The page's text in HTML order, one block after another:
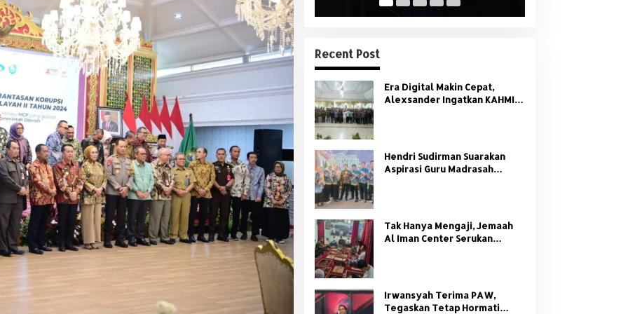
Recent Post
Era Digital Makin Cepat,
Alexsander Ingatkan KAHMI:
Hendri Sudirman Suarakan
Aspirasi Guru Madrasah
Tak Hanya Mengaji, Jemaah
Al Iman Center Serukan
Irwansyah Terima PAW,
Tegaskan Tetap Hormati